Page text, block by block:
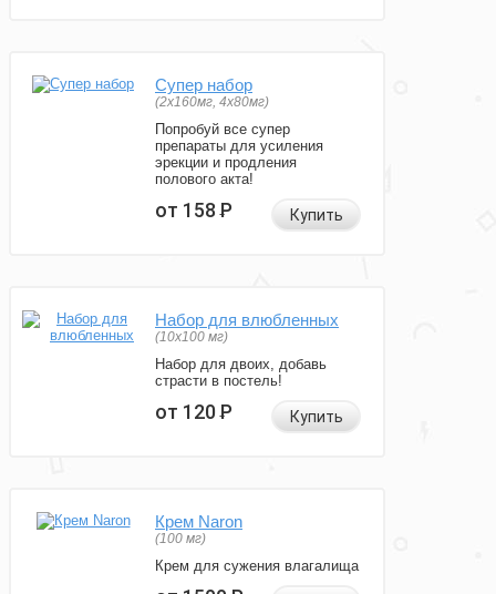
Супер набор
(2х160мг, 4х80мг)
Попробуй все супер
препараты для усиления
эрекции и продления
полового акта!
от 158Р Купить
Набор для влюбленных
(10х100 мг)
Набор для двоих, добавь
страсти в постель!
от 120Р Купить
Крем Naron
(100 мг)
Крем для сужения влагалища